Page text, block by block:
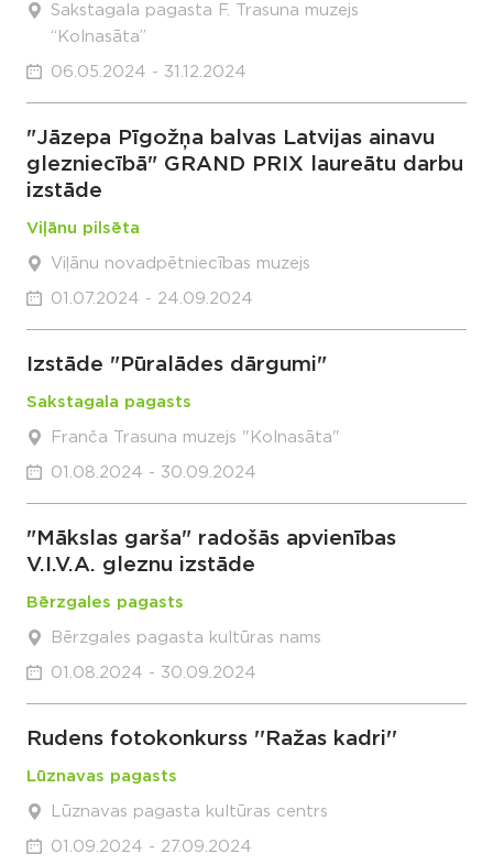
Sakstagala pagasta F. Trasuna muzejs
“Kolnasāta”
06.05.2024 - 31.12.2024
"Jāzepa Pīgožņa balvas Latvijas ainavu
glezniecībā" GRAND PRIX laureātu darbu
izstāde
Viļānu pilsēta
Viļānu novadpētniecības muzejs
01.07.2024 - 24.09.2024
Izstāde "Pūralādes dārgumi"
Sakstagala pagasts
Franča Trasuna muzejs "Kolnasāta"
01.08.2024 - 30.09.2024
"Mākslas garša" radošās apvienības
V.I.V.A. gleznu izstāde
Bērzgales pagasts
Bērzgales pagasta kultūras nams
01.08.2024 - 30.09.2024
Rudens fotokonkurss ''Ražas kadri''
Lūznavas pagasts
Lūznavas pagasta kultūras centrs
01.09.2024 - 27.09.2024